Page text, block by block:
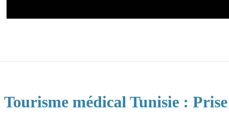
Tourisme médical Tunisie :